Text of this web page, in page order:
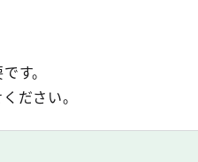
す。
ださい。